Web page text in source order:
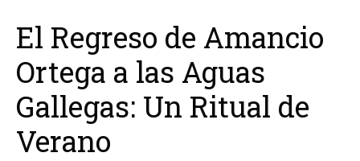
El Regreso de Amancio
Ortega a las Aguas
Gallegas: Un Ritual de
Verano